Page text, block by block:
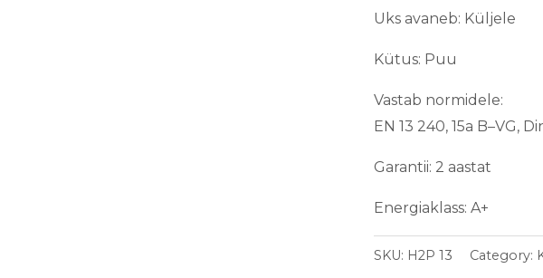
Uks avaneb: Küljele
Kütus: Puu
Vastab normidele:
EN 13 240, 15a B–VG,
Garantii: 2 aastat
Energiaklass: A+
SKU: H2P 13 Category: